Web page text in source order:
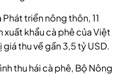
triển nông thôn, 11
khẩu cà phê của Việt
thu về gần 3,5 tỷ USD.
thu hái cà phê, Bộ Nông